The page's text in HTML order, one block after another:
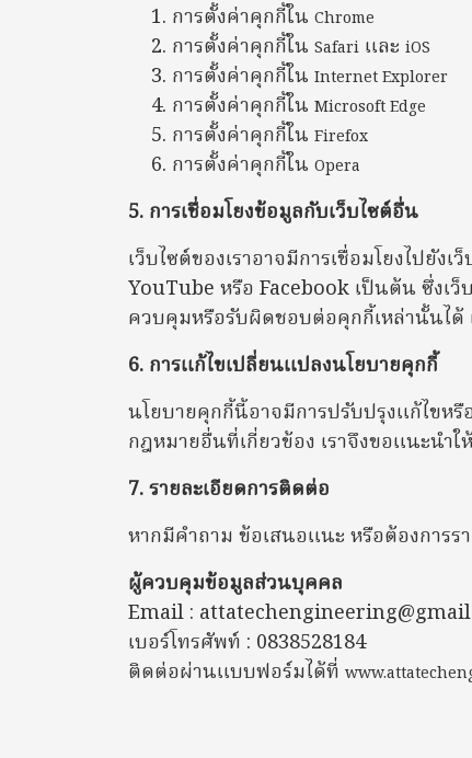
การตั้งค่าคุกกี้ใน Chrome
การตั้งค่าคุกกี้ใน Safari และ iOS
การตั้งค่าคุกกี้ใน Internet Explorer
การตั้งค่าคุกกี้ใน Microsoft Edge
การตั้งค่าคุกกี้ใน Firefox
การตั้งค่าคุกกี้ใน Opera
5. การเชื่อมโยงข้อมูลกับเว็บไซต์อื่น
เว็บไซต์ของเราอาจมีการเชื่อมโยงไปยั
YouTube หรือ Facebook เป็นต้น ซึ่งเ
ควบคุมหรือรับผิดชอบต่อคุกกี้เหล่านั้นได้
6. การแก้ไขเปลี่ยนแปลงนโยบายคุกกี้
นโยบายคุกกี้นี้อาจมีการปรับปรุงแก้ไขห
กฎหมายอื่นที่เกี่ยวข้อง เราจึงขอแนะนำ
7. รายละเอียดการติดต่อ
หากมีคำถาม ข้อเสนอแนะ หรือต้องการ
ผู้ควบคุมข้อมูลส่วนบุคคล
Email :
เบอร์โทรศัพท์ : 0838528184
ติดต่อผ่านแบบฟอร์มได้ที่